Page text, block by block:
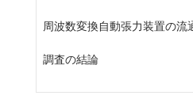
周波数変換自動張力装置の流
調査の結論